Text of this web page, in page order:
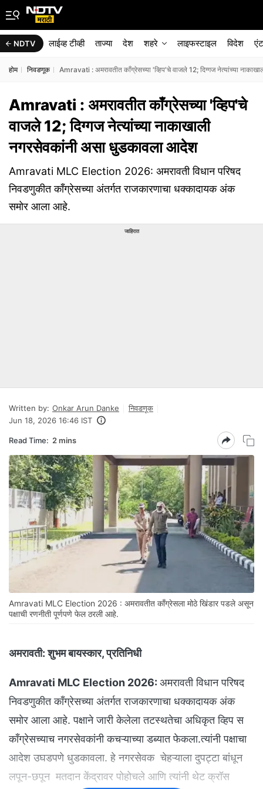
NDTV लाईव्ह टीव्ही ताज्या देश शहरे लाइफस्टाइल विदेश
होम निवडणूक Amravati : अमरावतीत काँग्रेसच्या 'व्हिप'चे वाजले 12; दिग्गज नेत्यांच्या
Amravati : अमरावतीत काँग्रेसच्या 'व्हिप'चे
वाजले 12; दिग्गज नेत्यांच्या नाकाखाली
नगरसेवकांनी असा धुडकावला आदेश
Amravati MLC Election 2026: अमरावती विधान परिषद
निवडणुकीत काँग्रेसच्या अंतर्गत राजकारणाचा धक्कादायक अंक
समोर आला आहे.
जाहिरात
Written by: Onkar Arun Danke
निवडणूक
Jun 18, 2026 16:46 IST
Read Time: 2 mins
Amravati MLC Election 2026 : अमरावतीत काँग्रेसला मोठे खिंडार पडले असून
पक्षाची रणनीती पूर्णपणे फेल ठरली आहे.
अमरावती: शुभम बायस्कार, प्रतिनिधी
Amravati MLC Election 2026: अमरावती विधान परिषद
निवडणुकीत काँग्रेसच्या अंतर्गत राजकारणाचा धक्कादायक अंक
समोर आला आहे. पक्षाने जारी केलेला तटस्थतेचा अधिकृत व्हिप स
काँग्रेसच्याच नगरसेवकांनी कचऱ्याच्या डब्यात फेकला.त्यांनी पक्षाचा
आदेश उघडपणे धुडकावला. हे नगरसेवक चेहऱ्याला दुपट्टा बांधून
लपून-छपून मतदान केंद्रावर पोहोचले आणि त्यांनी थेट क्रॉस